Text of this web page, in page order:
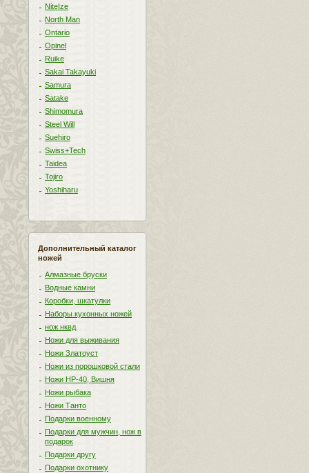
NiteIze
North Man
Ontario
Opinel
Ruike
Sakai Takayuki
Samura
Satake
Shimomura
Steel Will
Suehiro
Swiss+Tech
Taidea
Tojiro
Yoshiharu
Дополнительный каталог
ножей
Алмазные бруски
Водные камни
Коробки, шкатулки
Наборы кухонных ножей
нож нквд
Ножи для выживания
Ножи Златоуст
Ножи из порошковой стали
Ножи НР-40, Вишня
Ножи рыбака
Ножи Танто
Подарки военному
Подарки для мужчин, нож в
подарок
Подарки другу
Подарки охотнику